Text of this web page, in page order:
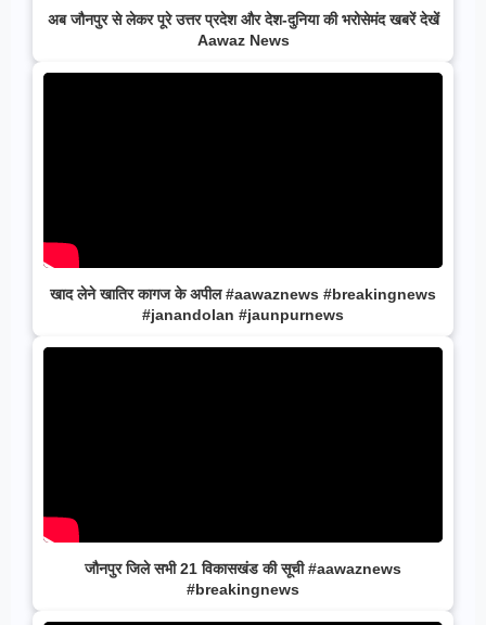
अब जौनपुर से लेकर पूरे उत्तर प्रदेश और देश-दुनिया की भरोसेमंद खबरें देखें
Aawaz News
खाद लेने खातिर कागज के अपील #aawaznews #breakingnews
#janandolan #jaunpurnews
जौनपुर जिले सभी 21 विकासखंड की सूची #aawaznews
#breakingnews